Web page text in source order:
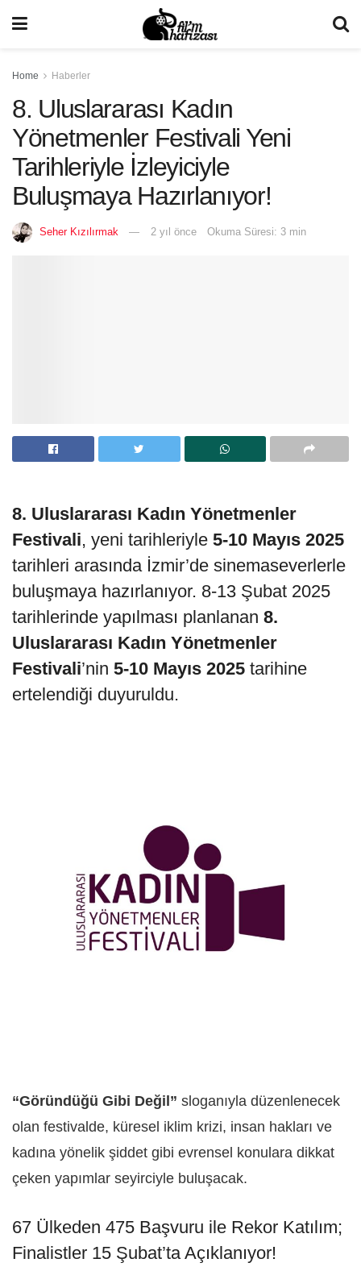
Home Haberler
8. Uluslararası Kadın
Yönetmenler Festivali Yeni
Tarihleriyle İzleyiciyle
Buluşmaya Hazırlanıyor!
Seher Kızılırmak 2 yıl önce Okuma Süresi: 3 min
8. Uluslararası Kadın Yönetmenler
Festivali, yeni tarihleriyle 5-10 Mayıs 2025
tarihleri arasında İzmir’de sinemaseverlerle
buluşmaya hazırlanıyor. 8-13 Şubat 2025
tarihlerinde yapılması planlanan 8.
Uluslararası Kadın Yönetmenler
Festivali’nin 5-10 Mayıs 2025 tarihine
ertelendiği duyuruldu.
“Göründüğü Gibi Değil” sloganıyla düzenlenecek
olan festivalde, küresel iklim krizi, insan hakları ve
kadına yönelik şiddet gibi evrensel konulara dikkat
çeken yapımlar seyirciyle buluşacak.
67 Ülkeden 475 Başvuru ile Rekor Katılım;
Finalistler 15 Şubat’ta Açıklanıyor!